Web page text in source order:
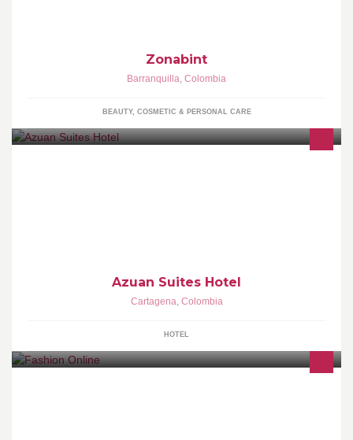
Zonabint
Barranquilla, Colombia
BEAUTY, COSMETIC & PERSONAL CARE
Azuan Suites Hotel
Cartagena, Colombia
HOTEL